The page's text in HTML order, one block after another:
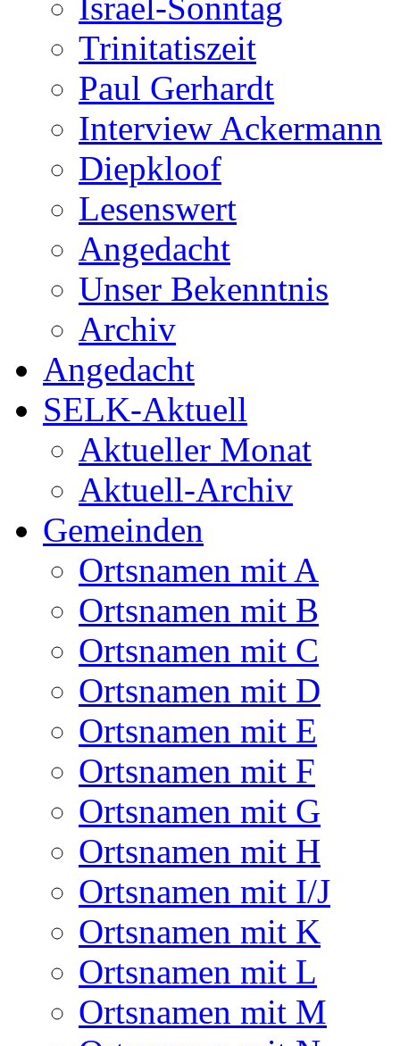
Trinitatiszeit
Paul Gerhardt
Interview Ackermann
Diepkloof
Lesenswert
Angedacht
Unser Bekenntnis
Archiv
Angedacht
SELK-Aktuell
Aktueller Monat
Aktuell-Archiv
Gemeinden
Ortsnamen mit A
Ortsnamen mit B
Ortsnamen mit C
Ortsnamen mit D
Ortsnamen mit E
Ortsnamen mit F
Ortsnamen mit G
Ortsnamen mit H
Ortsnamen mit I/J
Ortsnamen mit K
Ortsnamen mit L
Ortsnamen mit M